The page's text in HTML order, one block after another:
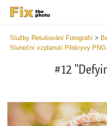
Služby Retušování Fotografií >
Sluneční vzplanutí Překryvy PNG
#12